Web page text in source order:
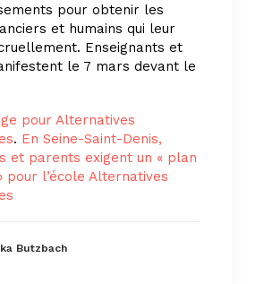
pour obtenir les
et humains qui leur
Enseignants et
le 7 mars devant le
pour Alternatives
. En Seine-Saint-Denis,
et parents exigent un « plan
pour l’école Alternatives
Butzbach